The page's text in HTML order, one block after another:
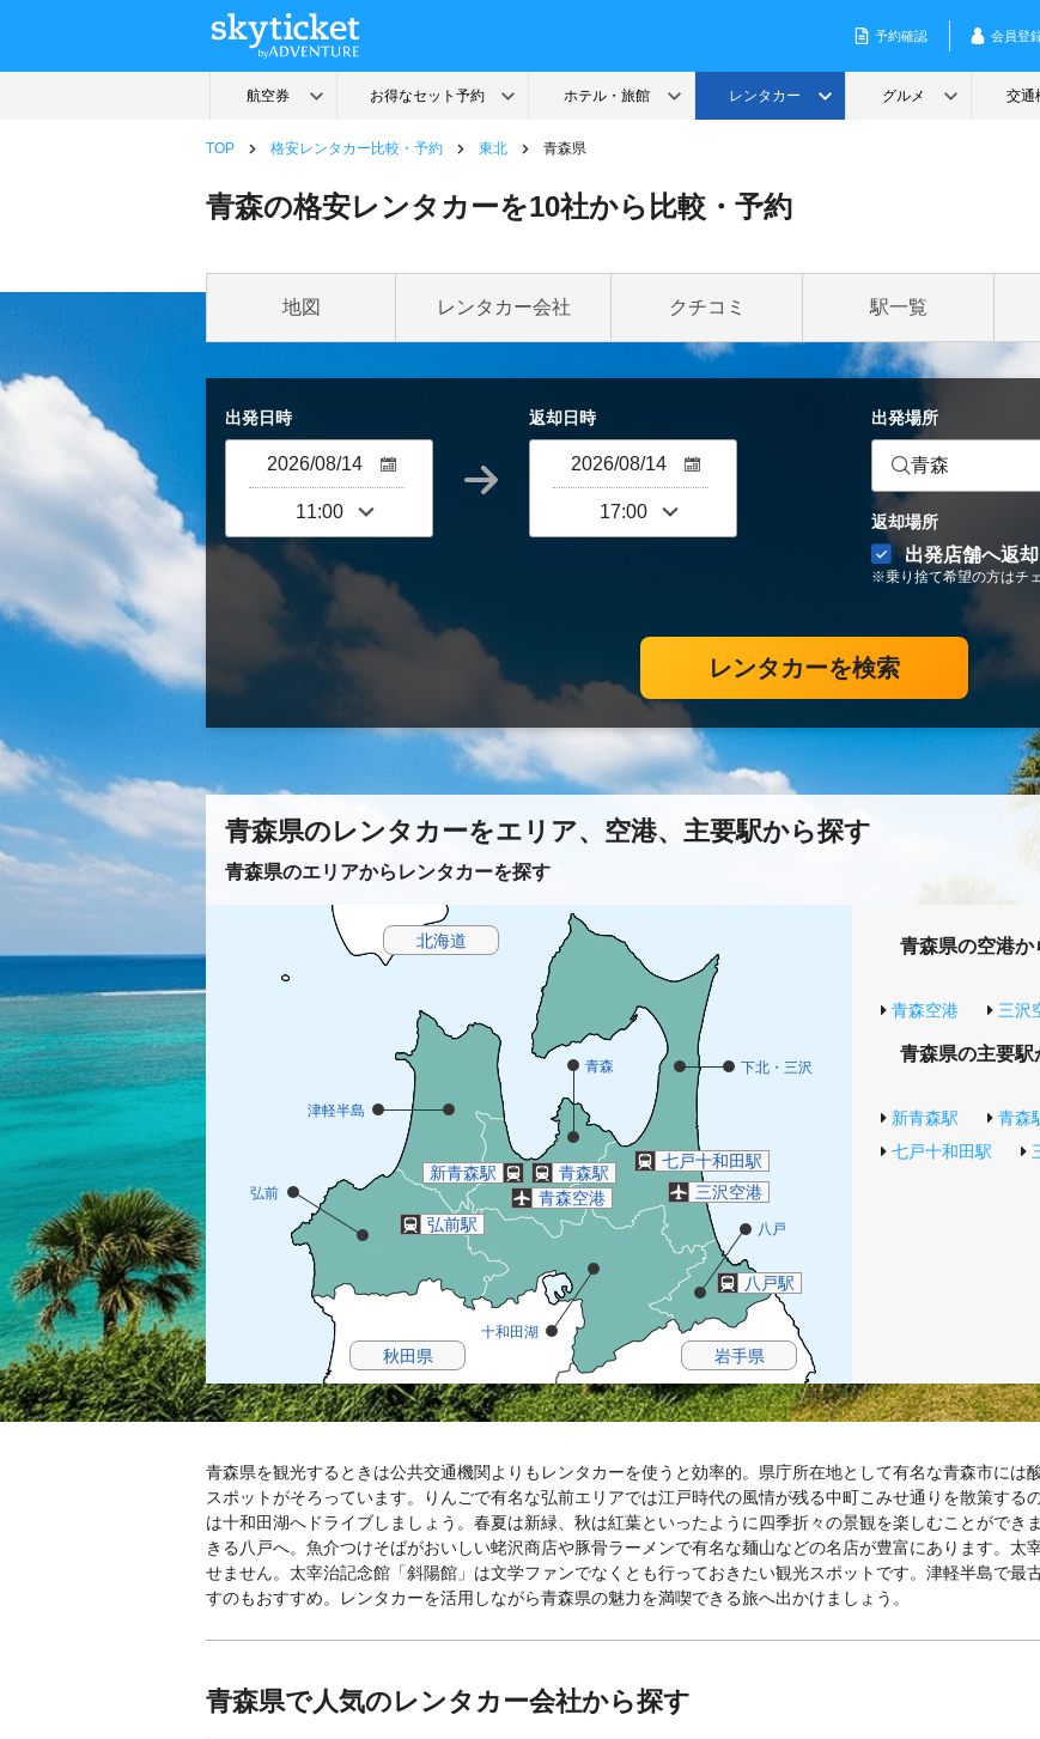
TOP 格安レンタカー比較・予約 東北 青森県
青森の格安レンタカーを10社から比較・予約
地図 レンタカー会社 クチコミ 駅一覧
出発日時 返却日時 出発場所
青森
返却場所
出発店舗へ返却
※乗り捨て希望の方はチ
レンタカーを検索
青森県のレンタカーをエリア、空港、主要駅から探す
青森県のエリアからレンタカーを探す
青森空港 三沢空港
新青森駅 青森駅
弘前駅
八戸駅
七戸十和田駅
青森
弘前
十和田湖
八戸
下北・三沢
津軽半島
北海道
岩手県
秋田県
青森県の空港
青森空港 三沢
青森県の主要
新青森駅 青森
七戸十和田駅
青森県を観光するときは公共交通機関よりもレンタカーを使うと効率的。県庁所在地として有名な青森市には
スポットがそろっています。りんごで有名な弘前エリアでは江戸時代の風情が残る中町こみせ通りを散策する
は十和田湖へドライブしましょう。春夏は新緑、秋は紅葉といったように四季折々の景観を楽しむことができ
きる八戸へ。魚介つけそばがおいしい蛯沢商店や豚骨ラーメンで有名な麺山などの名店が豊富にあります。太
せません。太宰治記念館「斜陽館」は文学ファンでなくとも行っておきたい観光スポットです。津軽半島で最
すのもおすすめ。レンタカーを活用しながら青森県の魅力を満喫できる旅へ出かけましょう。
青森県で人気のレンタカー会社から探す